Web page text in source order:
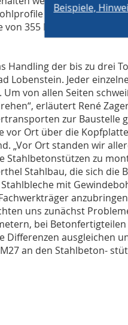
Hybox 355
355 N/mm
Handling der bis zu drei
Lobenstein. Jeder
von allen Seiten
erläutert René
zur Baustelle
vor Ort über die
„Vor Ort standen wir
Stahlbetonstützen zu
Stahlbau, die sich die
mit
uns zunächst
bei Betonfertigteilen
Differenzen ausgleichen
an den Stahlbeton-
Beispiele,